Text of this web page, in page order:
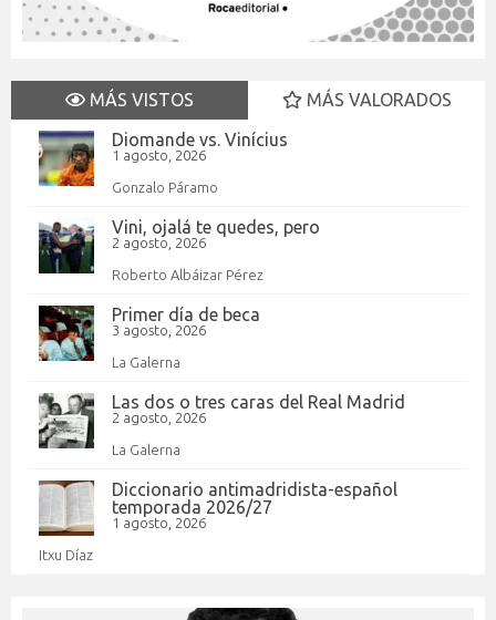
MÁS VISTOS
MÁS VALORADOS
Diomande vs. Vinícius
1 agosto, 2026
Gonzalo Páramo
Vini, ojalá te quedes, pero
2 agosto, 2026
Roberto Albáizar Pérez
Primer día de beca
3 agosto, 2026
La Galerna
Las dos o tres caras del Real Madrid
2 agosto, 2026
La Galerna
Diccionario antimadridista-español
temporada 2026/27
1 agosto, 2026
Itxu Díaz